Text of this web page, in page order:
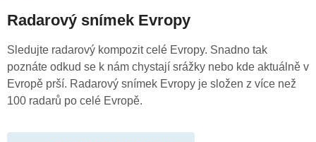
Radarový snímek Evropy
Sledujte radarový kompozit celé Evropy. Snadno tak
poznáte odkud se k nám chystají srážky nebo kde aktuálně v
Evropě prší. Radarový snímek Evropy je složen z více než
100 radarů po celé Evropě.